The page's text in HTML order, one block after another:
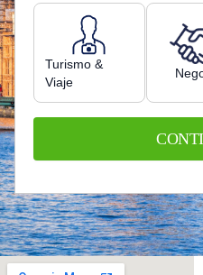
Turismo &
Viaje